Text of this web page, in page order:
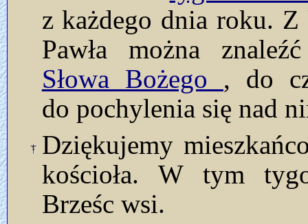
z każdego dnia roku. Z
Pawła można
Słowa Bożego , do
do pochylenia się nad
Dziękujemy
kościoła. W tym
Brześc wsi.